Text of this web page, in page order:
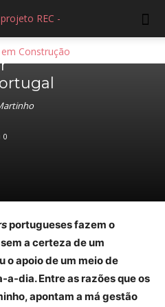
e a
0
portugueses fazem o
a certeza de um
o apoio de um meio de
dia. Entre as razões que os
apontam a má gestão